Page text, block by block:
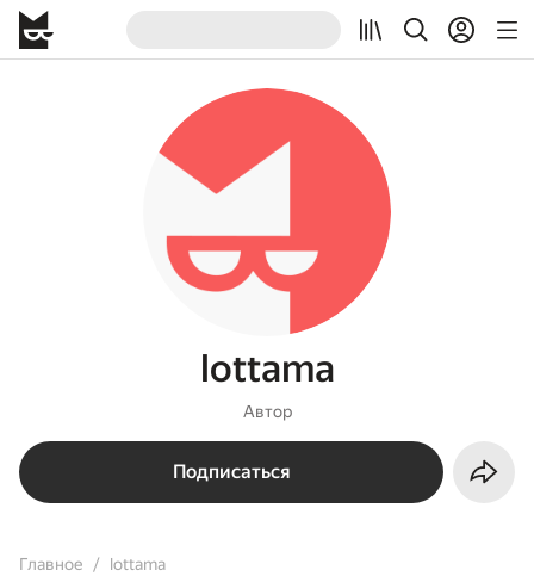
lottama
Автор
Подписаться
Главное lottama